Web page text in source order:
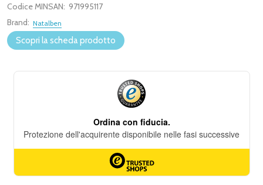
Codice MINSAN: 971995117
Brand: Natalben
Scopri la scheda prodotto